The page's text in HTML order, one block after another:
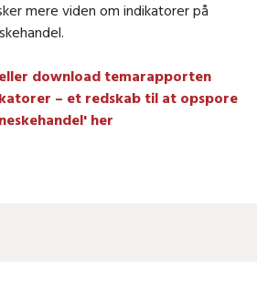
mere viden om indikatorer på
download temarapporten
– et redskab til at opspore
her